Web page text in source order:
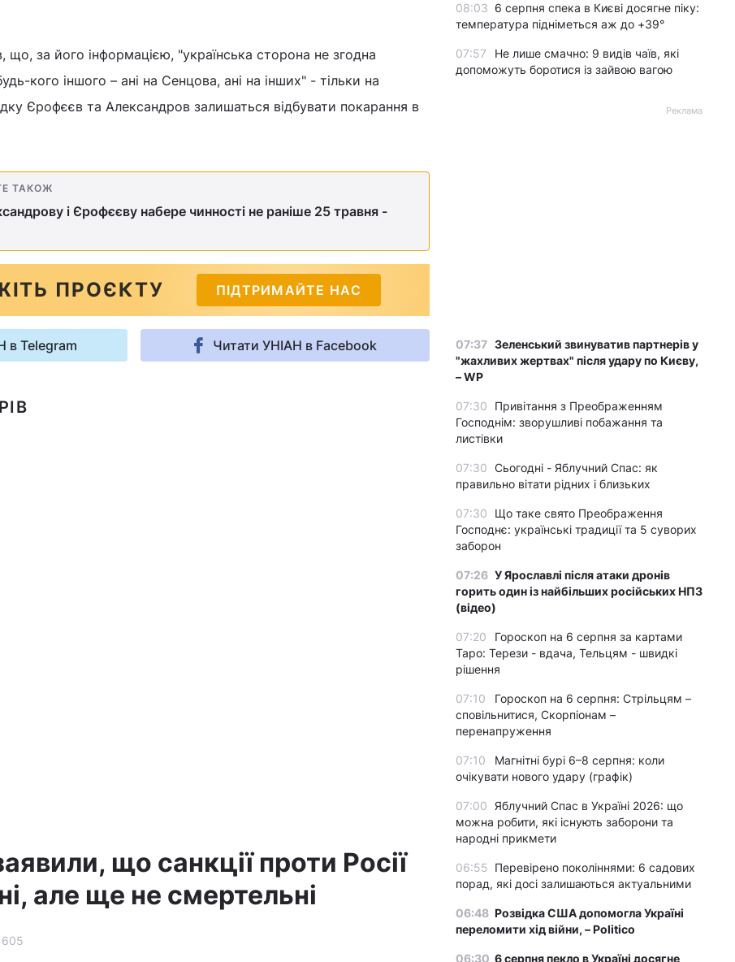
що, за його інформацією, "українська сторона не згодна
кого іншого – ані на Сенцова, ані на інших" - тільки на
Єрофєєв та Александров залишаться відбувати покарання в
ТАКОЖ
і Єрофєєву набере чинності не раніше 25 травня -
ПРОЄКТУ ПІДТРИМАЙТЕ НАС
в Telegram Читати УНІАН в Facebook
що санкції проти Росії
але ще не смертельні
605
08:03 6 серпня спека в Києві досягне піку:
температура підніметься аж до +39°
07:57
Не лише смачно: 9 видів чаїв, які
допоможуть боротися із зайвою вагою
Реклама
07:37 Зеленський звинуватив партнерів у
"жахливих жертвах" після удару по Києву,
– WP
07:30
Привітання з Преображенням
Господнім: зворушливі побажання та
листівки
07:30 Сьогодні - Яблучний Спас: як
правильно вітати рідних і близьких
07:30
Що таке свято Преображення
Господнє: українські традиції та 5 суворих
заборон
07:26 У Ярославлі після атаки дронів
горить один із найбільших російських НПЗ
(відео)
07:20
Гороскоп на 6 серпня за картами
Таро: Терези - вдача, Тельцям - швидкі
рішення
07:10
Гороскоп на 6 серпня: Стрільцям –
сповільнитися, Скорпіонам –
перенапруження
07:10
Магнітні бурі 6–8 серпня: коли
очікувати нового удару (графік)
07:00 Яблучний Спас в Україні 2026: що
можна робити, які існують заборони та
народні прикмети
06:55 Перевірено поколіннями: 6 садових
порад, які досі залишаються актуальними
06:48 Розвідка США допомогла Україні
переломити хід війни, – Politico
06:30 6 серпня пекло в Україні досягне